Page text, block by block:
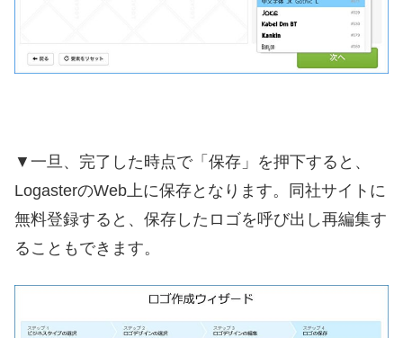
▼一旦、完了した時点で「保存」を押下すると、
LogasterのWeb上に保存となります。同社サイトに
無料登録すると、保存したロゴを呼び出し再編集す
ることもできます。